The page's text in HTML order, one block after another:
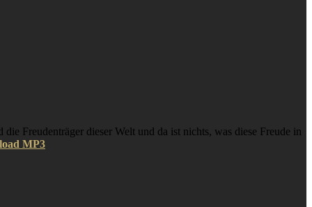
Freudenträger dieser Welt und da ist nichts, was diese Freude in
MP3